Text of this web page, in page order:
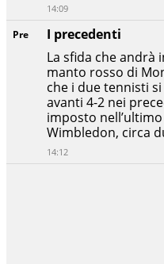
Pre
I precedenti
La sfida che andrà
manto rosso di
che i due tennisti
avanti 4-2 nei
imposto
Wimbledon, circa
14:12
14:09